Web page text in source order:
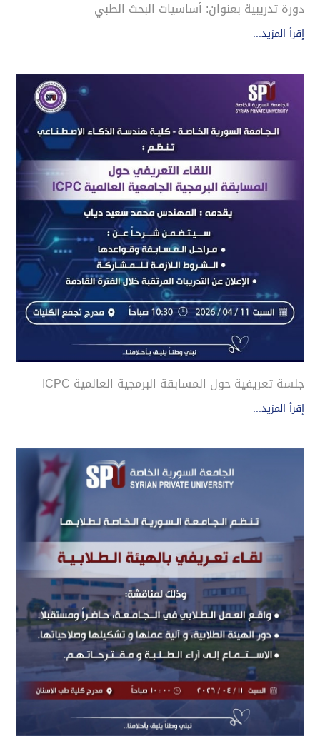
دورة تدريبية بعنوان: أساسيات البحث الطبي
إقرأ المزيد...
جلسة تعريفية حول المسابقة البرمجية العالمية ICPC
إقرأ المزيد...